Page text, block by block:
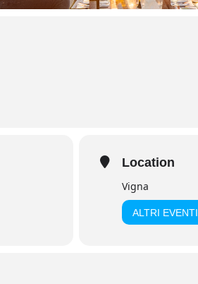
Location
Vigna
ALTRI EVENTI